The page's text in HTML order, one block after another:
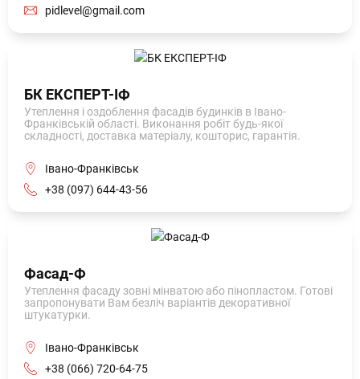
pidlevel@gmail.com
БК ЕКСПЕРТ-ІФ
Утеплення і оздоблення фасадів будинків в Івано-
Франківській області. Виконання робіт будь-якої
складності, доставка матеріалу, кошторис, гарантія.
Івано-Франківськ
+38 (097) 644-43-56
Фасад-Ф
Утеплення фасаду зовні мінватою або пінопластом. Готові
запропонувати Вам безліч варіантів декоративної
штукатурки.
Івано-Франківськ
+38 (066) 720-64-75